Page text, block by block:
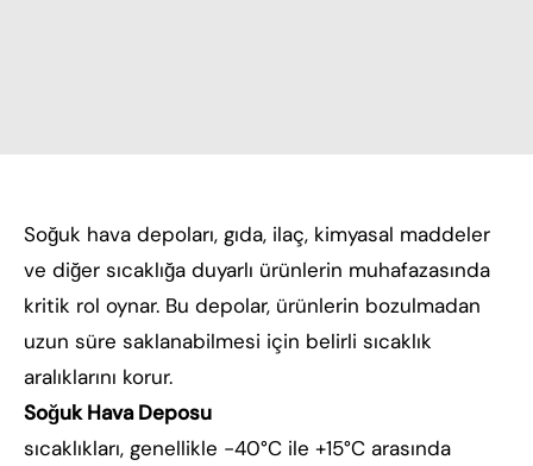
Soğuk hava depoları, gıda, ilaç, kimyasal maddeler
ve diğer sıcaklığa duyarlı ürünlerin muhafazasında
kritik rol oynar. Bu depolar, ürünlerin bozulmadan
uzun süre saklanabilmesi için belirli sıcaklık
aralıklarını korur.
Soğuk Hava Deposu
sıcaklıkları, genellikle -40°C ile +15°C arasında